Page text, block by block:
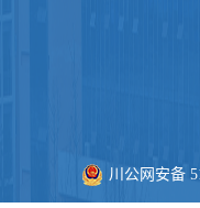
川公网安备